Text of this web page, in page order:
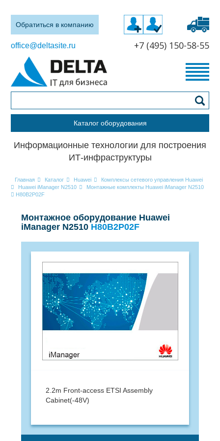
Обратиться в компанию
office@deltasite.ru +7 (495) 150-58-55
Каталог оборудования
Информационные технологии для построения
ИТ-инфраструктуры
Главная Каталог Huawei
Комплексы сетевого управления Huawei
Huawei iManager N2510
Монтажные комплекты Huawei iManager N2510
H80B2P02F
Монтажное оборудование Huawei
iManager N2510 H80B2P02F
2.2m Front-access ETSI Assembly
Cabinet(-48V)